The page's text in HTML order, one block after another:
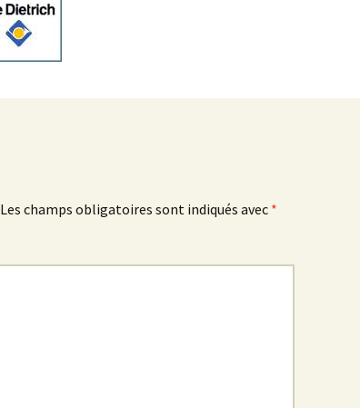
Les champs obligatoires sont indiqués avec *